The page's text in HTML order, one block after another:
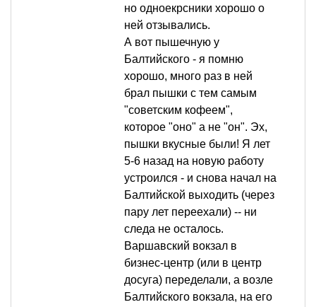
но одноекрсники хорошо о
ней отзывались.
А вот пышечную у
Балтийского - я помню
хорошо, много раз в ней
брал пышки с тем самым
"советским кофеем",
которое "оно" а не "он". Эх,
пышки вкусные были! Я лет
5-6 назад на новую работу
устроился - и снова начал на
Балтийской выходить (через
пару лет переехали) -- ни
следа не осталось.
Варшавский вокзал в
бизнес-центр (или в центр
досуга) переделали, а возле
Балтийского вокзала, на его